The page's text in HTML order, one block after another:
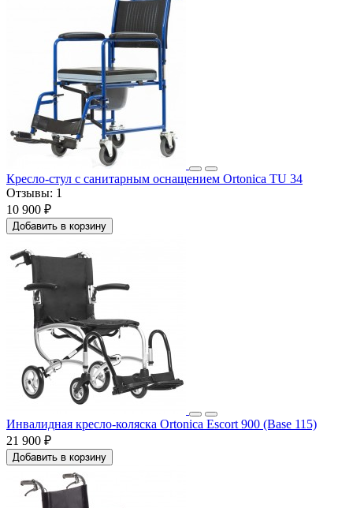
Кресло-стул с санитарным оснащением Ortonica TU 34
Отзывы: 1
10 900 ₽
Добавить в корзину
Инвалидная кресло-коляска Ortonica Escort 900 (Base 115)
21 900 ₽
Добавить в корзину